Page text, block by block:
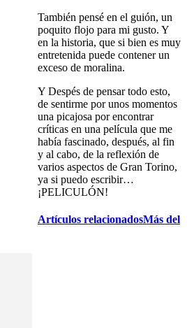
También pensé en el guión, un
poquito flojo para mi gusto. Y
en la historia, que si bien es muy
entretenida puede contener un
exceso de moralina.
Y Despés de pensar todo esto,
de sentirme por unos momentos
una picajosa por encontrar
críticas en una película que me
había fascinado, después, al fin
y al cabo, de la reflexión de
varios aspectos de Gran Torino,
ya si puedo escribir…
¡PELICULÓN!
Artículos relacionadosMás del